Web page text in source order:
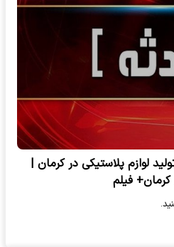
لوازم پلاستیکی در کرمان |
فیلم